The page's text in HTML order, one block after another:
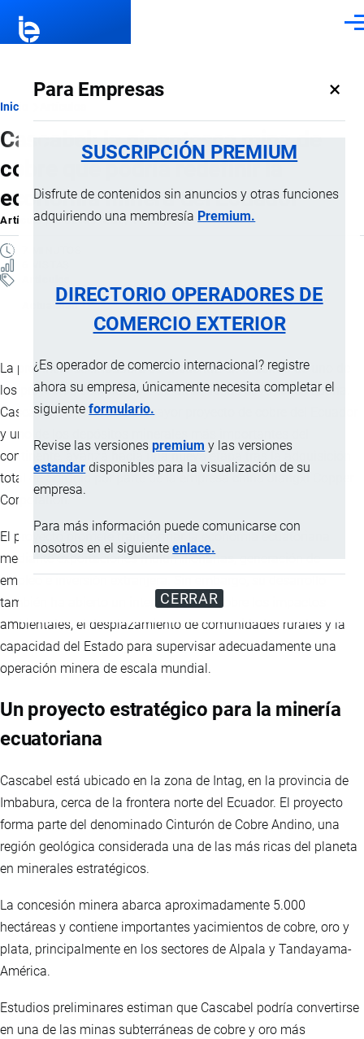
Para Empresas ×
SUSCRIPCIÓN PREMIUM
Disfrute de contenidos sin anuncios y otras funciones
adquiriendo una membresía Premium.
DIRECTORIO OPERADORES DE
COMERCIO EXTERIOR
¿Es operador de comercio internacional? registre
ahora su empresa, únicamente necesita completar el
siguienteformulario.
Revise las versionespremium y las versiones
estandar disponibles para la visualización de su
empresa.
Para más información puede comunicarse con
nosotros en el siguienteenlace.
CERRAR
Ruta
de
navegación
Inicio
Cascabel: la gigantesca mina de
cobre que podría redefinir la
economía minera del Ecuador
ArtículoporJaime Mise, 14 Mayo, 2026
Actualidad
La provincia de Imbabura se encuentra en el centro de uno de
los proyectos extractivos más ambiciosos de América Latina.
Cascabel, considerado el mayor proyecto de cobre del Ecuador
y uno de los depósitos minerales más importantes del
continente, avanza hacia una nueva etapa tras la adquisición
total de SolGold por parte de la empresa china Jiangxi Copper
Corporation.
El proyecto promete transformar la economía ecuatoriana
mediante exportaciones multimillonarias, generación de
empleo e inversión extranjera. Sin embargo, su desarrollo
también ha abierto un intenso debate sobre los impactos
ambientales, el desplazamiento de comunidades rurales y la
capacidad del Estado para supervisar adecuadamente una
operación minera de escala mundial.
Un proyecto estratégico para la minería
ecuatoriana
Cascabel está ubicado en la zona de Intag, en la provincia de
Imbabura, cerca de la frontera norte del Ecuador. El proyecto
forma parte del denominado Cinturón de Cobre Andino, una
región geológica considerada una de las más ricas del planeta
en minerales estratégicos.
La concesión minera abarca aproximadamente 5.000
hectáreas y contiene importantes yacimientos de cobre, oro y
plata, principalmente en los sectores de Alpala y Tandayama-
América.
Estudios preliminares estiman que Cascabel podría convertirse
en una de las minas subterráneas de cobre y oro más